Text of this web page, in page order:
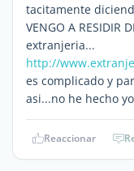
tacitamente
VENGO A RESIDIR
extranjeria...
http://
es complicado y
asi...no he hecho
Reaccionar